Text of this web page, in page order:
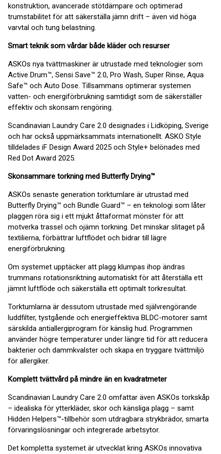
konstruktion, avancerade stötdämpare och optimerad
trumstabilitet för att säkerställa jämn drift – även vid höga
varvtal och tung belastning.
Smart teknik som vårdar både kläder och resurser
ASKOs nya tvättmaskiner är utrustade med teknologier som
Active Drum™, Sensi Save™ 2.0, Pro Wash, Super Rinse, Aqua
Safe™ och Auto Dose. Tillsammans optimerar systemen
vatten- och energiförbrukning samtidigt som de säkerställer
effektiv och skonsam rengöring.
Scandinavian Laundry Care 2.0 designades i Lidköping, Sverige
och har också uppmärksammats internationellt. ASKO Style
tilldelades iF Design Award 2025 och Style+ belönades med
Red Dot Award 2025.
Skonsammare torkning med Butterfly Drying™
ASKOs senaste generation torktumlare är utrustad med
Butterfly Drying™ och Bundle Guard™ – en teknologi som låter
plaggen röra sig i ett mjukt åttaformat mönster för att
motverka trassel och ojämn torkning. Det minskar slitaget på
textilierna, förbättrar luftflödet och bidrar till lägre
energiförbrukning.
Om systemet upptäcker att plagg klumpas ihop ändras
trummans rotationsriktning automatiskt för att återställa ett
jämnt luftflöde och säkerställa ett optimalt torkresultat.
Torktumlarna är dessutom utrustade med självrengörande
luddfilter, tystgående och energieffektiva BLDC-motorer samt
särskilda antiallergiprogram för känslig hud. Programmen
använder högre temperaturer under längre tid för att reducera
bakterier och dammkvalster och skapa en tryggare tvättmiljö
för allergiker.
Komplett tvättvård på mindre än en kvadratmeter
Scandinavian Laundry Care 2.0 omfattar även ASKOs torkskåp
– idealiska för ytterkläder, skor och känsliga plagg – samt
Hidden Helpers™-tillbehör som utdragbara strykbrädor, smarta
förvaringslösningar och integrerade arbetsytor.
Det kompletta systemet är utvecklat kring ASKOs innovativa